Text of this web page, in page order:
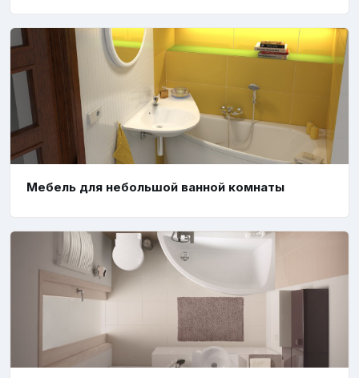
Мебель для небольшой ванной комнаты